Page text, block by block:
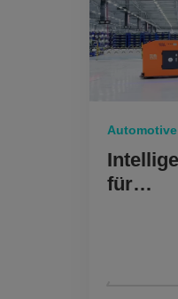
JP
Automotive
für